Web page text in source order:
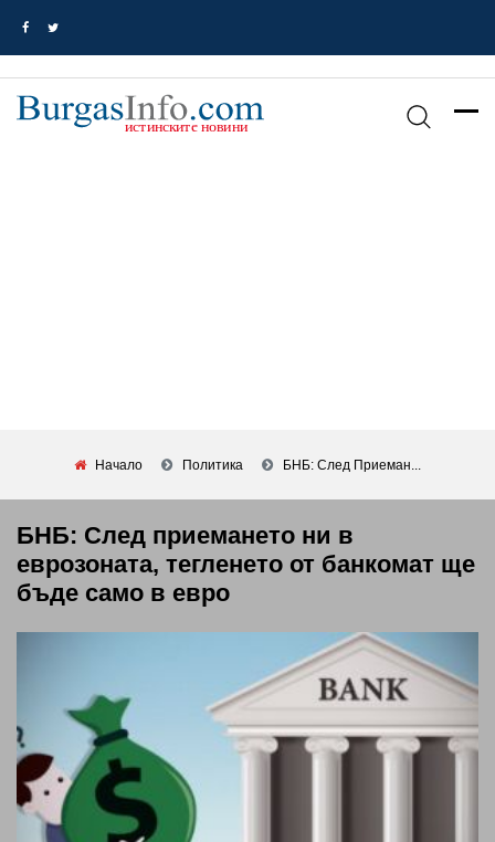
Начало Политика БНБ: След Приеман...
БНБ: След приемането ни в
еврозоната, тегленето от банкомат ще
бъде само в евро